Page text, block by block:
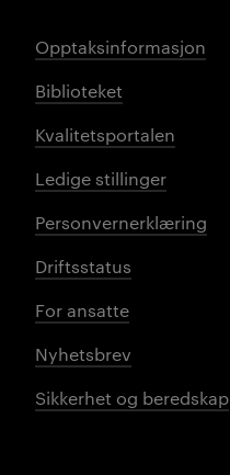
Opptaksinformasjon
Biblioteket
Kvalitetsportalen
Ledige stillinger
Personvernerklæring
Driftsstatus
For ansatte
Nyhetsbrev
Sikkerhet og beredskap